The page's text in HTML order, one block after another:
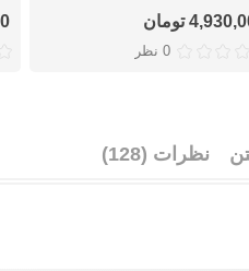
تومان
0 نظر
نظرات (128)